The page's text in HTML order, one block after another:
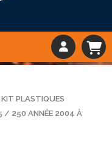
KIT PLASTIQUES
/ 250 ANNÉE 2004 À